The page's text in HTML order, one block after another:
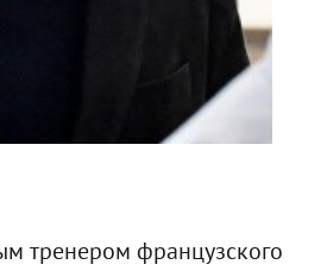
тренером французского